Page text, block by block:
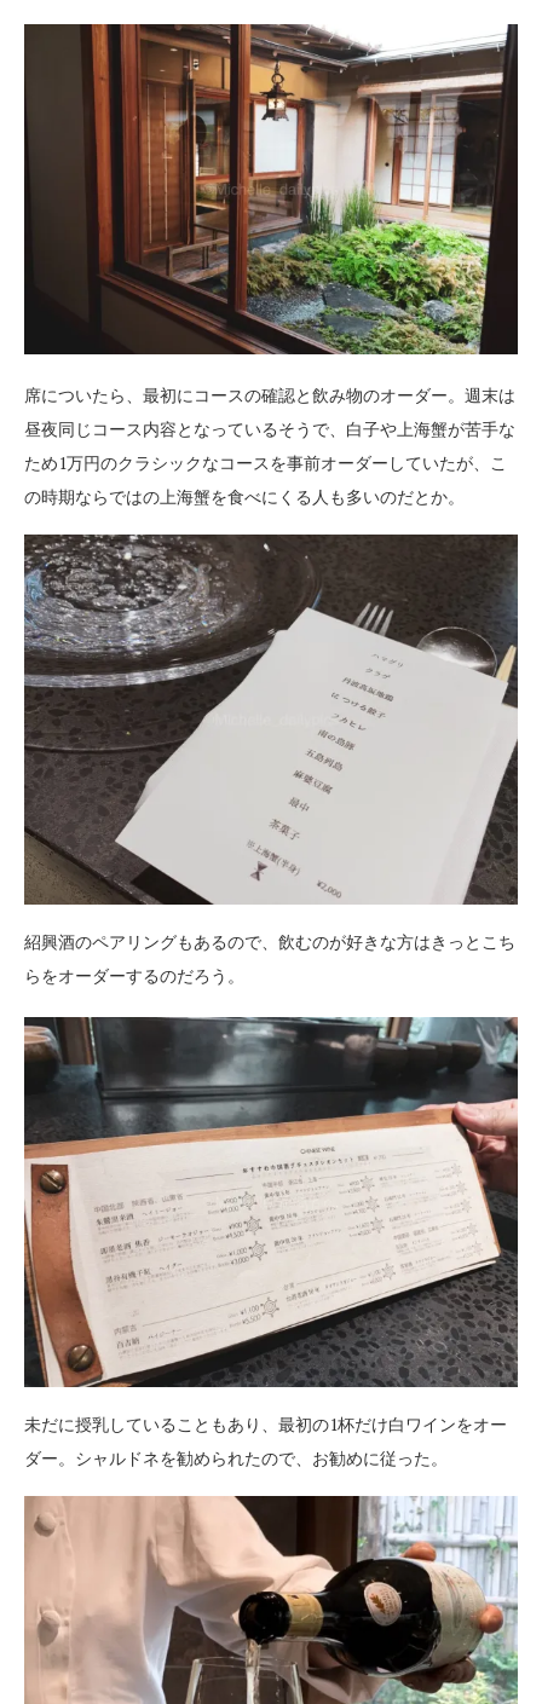
席についたら、最初にコースの確認と飲み物のオーダー。週末は
昼夜同じコース内容となっているそうで、白子や上海蟹が苦手な
ため1万円のクラシックなコースを事前オーダーしていたが、こ
の時期ならではの上海蟹を食べにくる人も多いのだとか。
紹興酒のペアリングもあるので、飲むのが好きな方はきっとこち
らをオーダーするのだろう。
未だに授乳していることもあり、最初の1杯だけ白ワインをオー
ダー。シャルドネを勧められたので、お勧めに従った。